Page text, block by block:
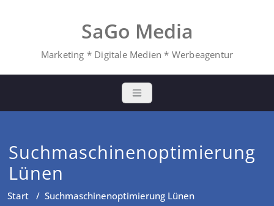
SaGo Media
Marketing * Digitale Medien * Werbeagentur
Suchmaschinenoptimierung
Lünen
Start / Suchmaschinenoptimierung Lünen